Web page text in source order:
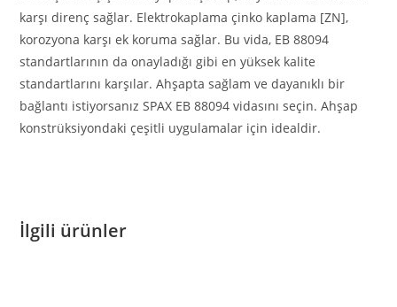
karşı direnç sağlar. Elektrokaplama çinko kaplama [ZN],
korozyona karşı ek koruma sağlar. Bu vida, EB 88094
standartlarının da onayladığı gibi en yüksek kalite
standartlarını karşılar. Ahşapta sağlam ve dayanıklı bir
bağlantı istiyorsanız SPAX EB 88094 vidasını seçin. Ahşap
konstrüksiyondaki çeşitli uygulamalar için idealdir.
İlgili ürünler